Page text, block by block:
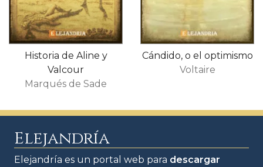
Historia de Aline y
Valcour
Marqués de Sade
Cándido, o el optimismo
Voltaire
Elejandría
Elejandría es un portal web para descargar